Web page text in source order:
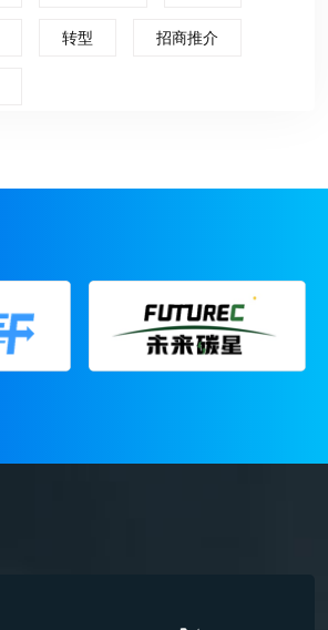
转型 招商推介